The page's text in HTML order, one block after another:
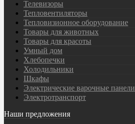
Телевизоры
Тепловентиляторы
Тепловизионное оборудование
Товары для животных
Товары для красоты
Умный дом
Хлебопечки
Холодильники
Шкафы
Электрические варочные панели
Электротранспорт
Наши предложения